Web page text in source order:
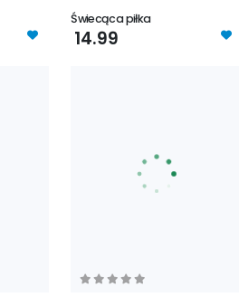
Świecąca piłka
14.99